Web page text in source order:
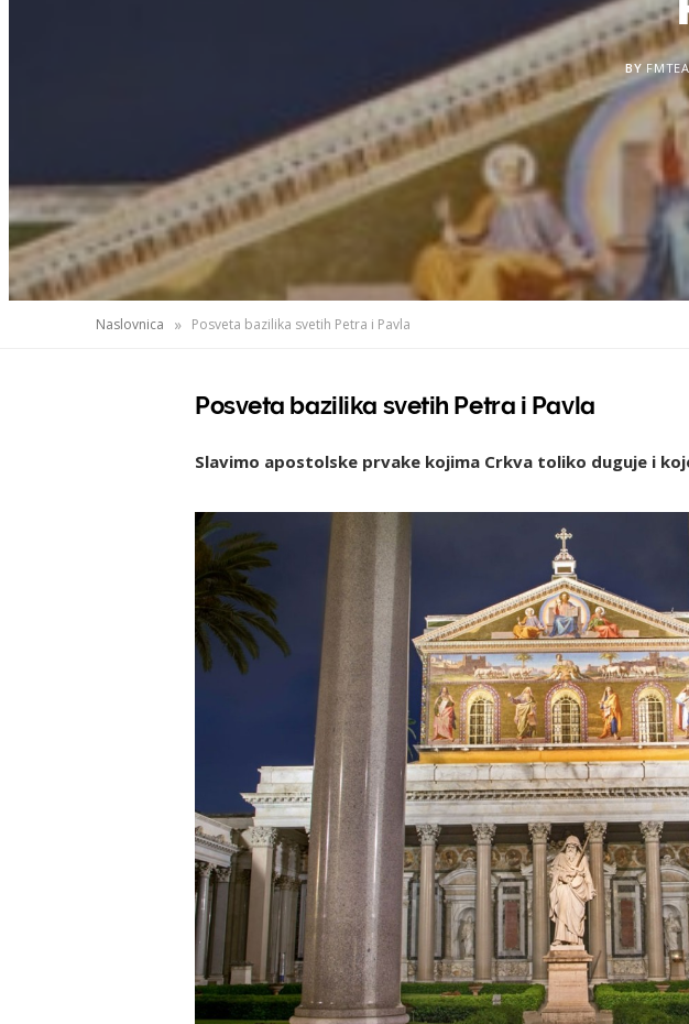
BY
Naslovnica » Posveta bazilika svetih Petra i Pavla
Posveta bazilika svetih Petra i Pavla
Slavimo apostolske prvake kojima Crkva toliko duguje i